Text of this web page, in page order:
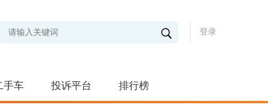
登录
手车 投诉平台 排行榜